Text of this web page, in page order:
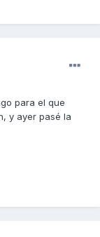
para el que
y ayer pasé la